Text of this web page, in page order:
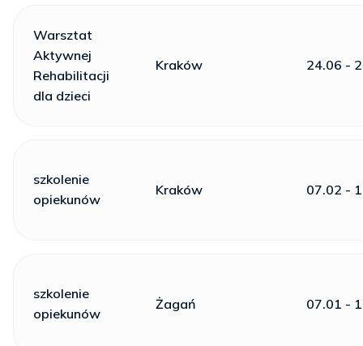
Warsztat
Aktywnej
Rehabilitacji
dla dzieci
Kraków 24.06 -
szkolenie
opiekunów
Kraków 07.02 -
szkolenie
opiekunów
Żagań 07.01 -